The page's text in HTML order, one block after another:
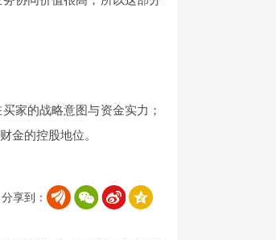
家的战略意图与资金实力；
金的控股地位。
分享到：